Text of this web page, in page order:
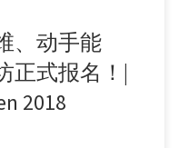
、动手能
正式报名！|
2018